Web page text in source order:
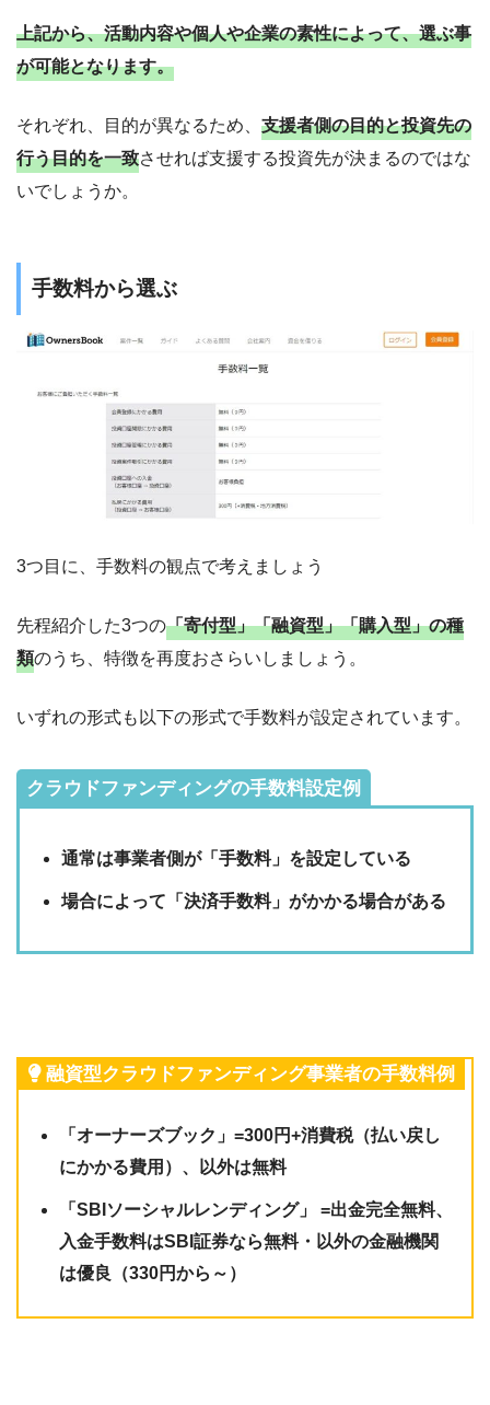
上記から、活動内容や個人や企業の素性によって、選ぶ事
が可能となります。
それぞれ、目的が異なるため、 支援者側の目的と投資先の
行う目的を一致させれば支援する投資先が決まるのではな
いでしょうか。
手数料から選ぶ
3つ目に、手数料の観点で考えましょう
先程紹介した3つの「寄付型」「融資型」「購入型」の種
類のうち、特徴を再度おさらいしましょう。
いずれの形式も以下の形式で手数料が設定されています。
クラウドファンディングの手数料設定例
通常は事業者側が「手数料」を設定している
場合によって「決済手数料」がかかる場合がある
融資型クラウドファンディング事業者の手数料例
「オーナーズブック」=300円+消費税（払い戻し
にかかる費用）、以外は無料
「SBIソーシャルレンディング」 =出金完全無料、
入金手数料はSBI証券なら無料・以外の金融機関
は優良（330円から～）